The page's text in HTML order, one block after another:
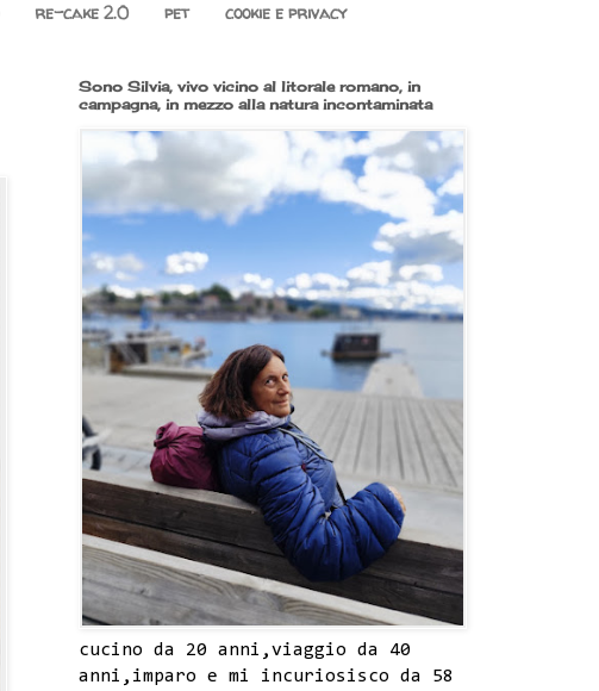
re-cake 2.0 pet cookie e privacy
Sono Silvia, vivo vicino al litorale romano, in
campagna, in mezzo alla natura incontaminata
cucino da 20 anni,viaggio da 40
anni,imparo e mi incuriosisco da 58